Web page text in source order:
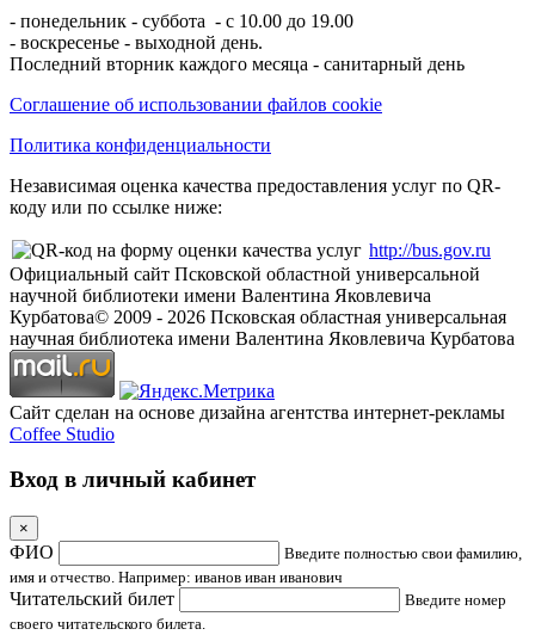
- понедельник - суббота - с 10.00 до 19.00
- воскресенье - выходной день.
Последний вторник каждого месяца - санитарный день
Соглашение об использовании файлов cookie
Политика конфиденциальности
Независимая оценка качества предоставления услуг по QR-
коду или по ссылке ниже:
http://bus.gov.ru
Официальный сайт Псковской областной универсальной
научной библиотеки имени Валентина Яковлевича
Курбатова© 2009 - 2026 Псковская областная универсальная
научная библиотека имени Валентина Яковлевича Курбатова
Сайт сделан на основе дизайна агентства интернет-рекламы
Coffee Studio
Вход в личный кабинет
×
ФИО
Введите полностью свои фамилию,
имя и отчество. Например: иванов иван иванович
Читательский билет
Введите номер
своего читательского билета.